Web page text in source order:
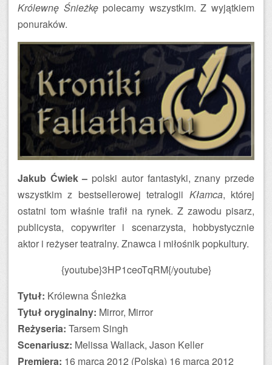
Królewnę Śnieżkępolecamy wszystkim. Z wyjątkiem
ponuraków.
Jakub Ćwiek – polski autor fantastyki, znany przede
wszystkim z bestsellerowej tetralogii Kłamca, której
ostatni tom właśnie trafił na rynek. Z zawodu pisarz,
publicysta, copywriter i scenarzysta, hobbystycznie
aktor i reżyser teatralny. Znawca i miłośnik popkultury.
{youtube}3HP1ceoTqRM{/youtube}
Tytuł: Królewna Śnieżka
Tytuł oryginalny: Mirror, Mirror
Reżyseria: Tarsem Singh
Scenariusz: Melissa Wallack, Jason Keller
Premiera: 16 marca 2012 (Polska) 16 marca 2012